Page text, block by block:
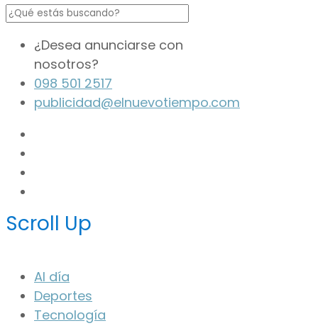
¿Desea anunciarse con
nosotros?
098 501 2517
publicidad@elnuevotiempo.com
Scroll Up
Al día
Deportes
Tecnología